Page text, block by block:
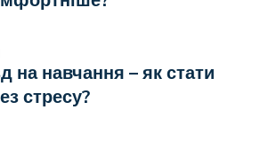
на навчання – як стати
стресу?